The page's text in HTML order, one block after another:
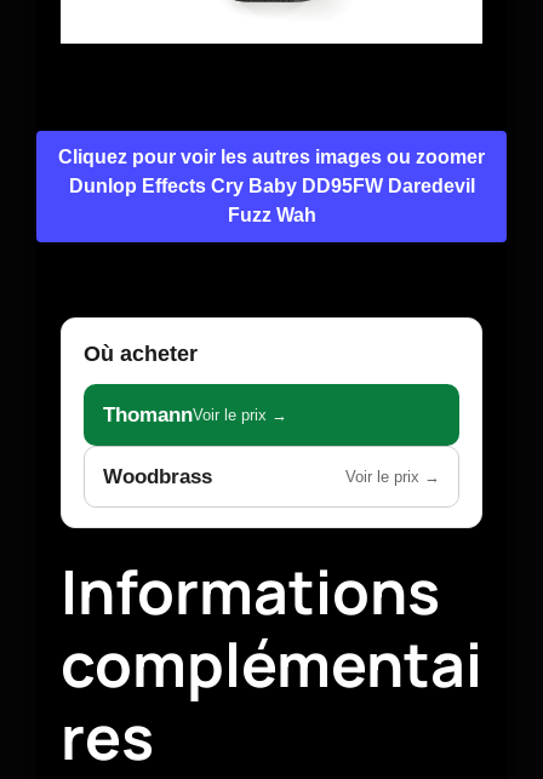
Cliquez pour voir les autres images ou zoomer
Dunlop Effects Cry Baby DD95FW Daredevil
Fuzz Wah
Où acheter
ThomannVoir le prix →
Woodbrass Voir le prix →
Informations
complémentai
res